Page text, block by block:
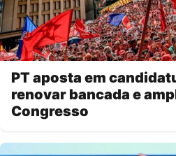
PT aposta em
renovar bancada e
Congresso